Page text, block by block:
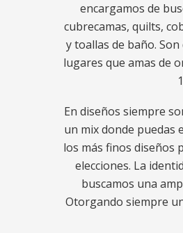
encargamos de
cubrecamas, quilts,
y toallas de baño.
lugares que amas de
En diseños siempre
un mix donde puedas
los más finos diseños
elecciones. La
buscamos una
Otorgando siempre